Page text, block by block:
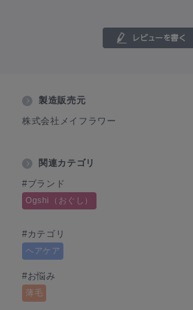
製造販売元
株式会社メイフラワー
関連カテゴリ
#ブランド
Ogshi（おぐし）
#カテゴリ
ヘアケア
#お悩み
薄毛